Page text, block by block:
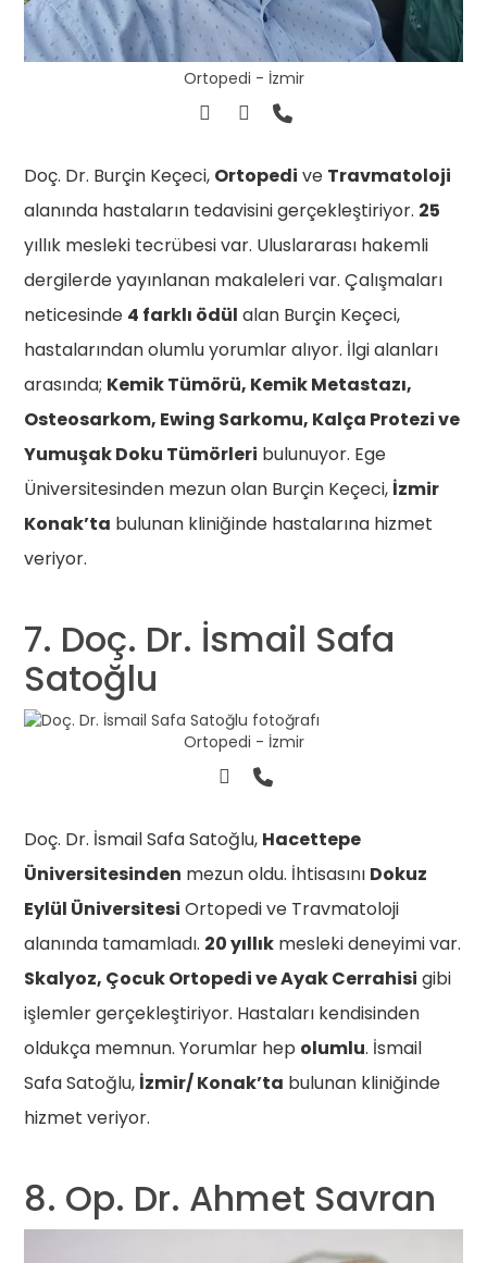
Ortopedi - İzmir
Doç. Dr. Burçin Keçeci, Ortopedi ve Travmatoloji
alanında hastaların tedavisini gerçekleştiriyor. 25
yıllık mesleki tecrübesi var. Uluslararası hakemli
dergilerde yayınlanan makaleleri var. Çalışmaları
neticesinde 4 farklı ödül alan Burçin Keçeci,
hastalarından olumlu yorumlar alıyor. İlgi alanları
arasında; Kemik Tümörü, Kemik Metastazı,
Osteosarkom, Ewing Sarkomu, Kalça Protezi ve
Yumuşak Doku Tümörleri bulunuyor. Ege
Üniversitesinden mezun olan Burçin Keçeci, İzmir
Konak’ta bulunan kliniğinde hastalarına hizmet
veriyor.
7. Doç. Dr. İsmail Safa
Satoğlu
Ortopedi - İzmir
Doç. Dr. İsmail Safa Satoğlu, Hacettepe
Üniversitesinden mezun oldu. İhtisasını Dokuz
Eylül Üniversitesi Ortopedi ve Travmatoloji
alanında tamamladı. 20 yıllık mesleki deneyimi var.
Skalyoz, Çocuk Ortopedi ve Ayak Cerrahisi gibi
işlemler gerçekleştiriyor. Hastaları kendisinden
oldukça memnun. Yorumlar hep olumlu. İsmail
Safa Satoğlu, İzmir/ Konak’ta bulunan kliniğinde
hizmet veriyor.
8. Op. Dr. Ahmet Savran